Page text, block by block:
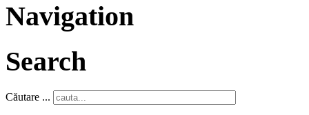
Navigation
Search
Căutare ...